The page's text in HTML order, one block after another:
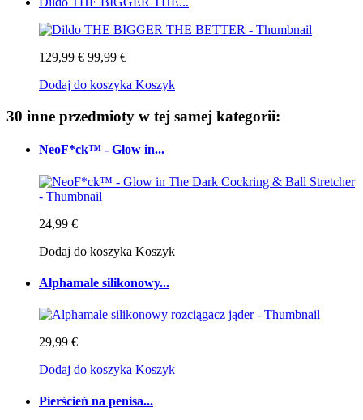
129,99 € 99,99 €
Dodaj do koszyka Koszyk
30 inne przedmioty w tej samej kategorii:
NeoF*ck™ - Glow in...
24,99 €
Dodaj do koszyka Koszyk
Alphamale silikonowy...
29,99 €
Dodaj do koszyka Koszyk
Pierścień na penisa...